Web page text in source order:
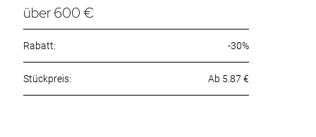
über 600 €
Rabatt: -30%
Ab 5.87 €